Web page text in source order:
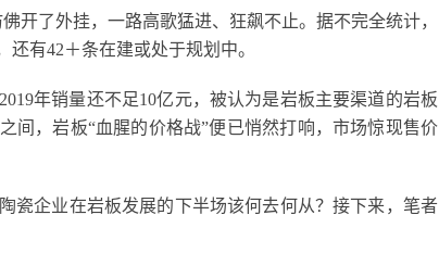
开了外挂，一路高歌猛进、狂飙不止。据不完全统计，
还有42＋条在建或处于规划中。
年销量还不足10亿元，被认为是岩板主要渠道的岩板
间，岩板“血腥的价格战”便已悄然打响，市场惊现售价
瓷企业在岩板发展的下半场该何去何从？接下来，笔者